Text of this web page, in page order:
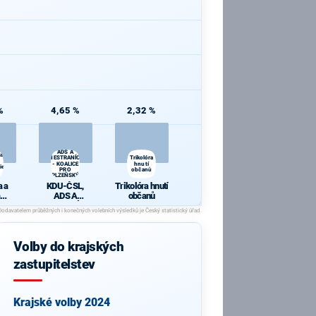
a
4,65 %
ADS A
NESTRANÍCI
- KOALICE
PRO
PLZEŇSKÝ
KRAJ
KDU-ČSL,
ADS A
NESTRANÍCI -
KOALICE PRO
PLZEŇSKÝ
2,32 %
Trikolóra
hnutí
občanů
Trikolóra hnutí
občanů
Volby do krajských
zastupitelstev
Krajské volby 2024